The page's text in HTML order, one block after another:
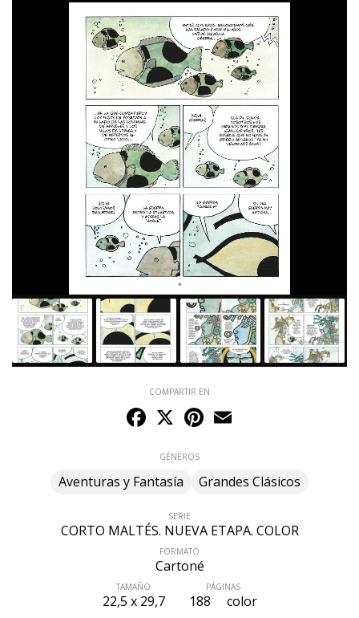
COMPARTIR EN
Facebook
X Pinterest
GÉNEROS
Aventuras y Fantasía Grandes Clásicos
SERIE
CORTO MALTÉS. NUEVA ETAPA. COLOR
FORMATO
Cartoné
TAMAÑO
22,5 x 29,7
PÁGINAS
188 color